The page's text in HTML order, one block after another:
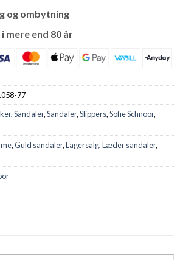
og ombytning
mere end 80 år
77
,Sandaler,Sandaler,Slippers,Sofie Schnoor,
,Guld sandaler,Lagersalg,Læder sandaler,